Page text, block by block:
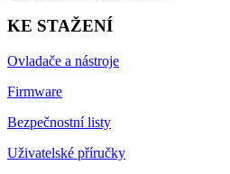
KE STAŽENÍ
Ovladače a nástroje
Firmware
Bezpečnostní listy
Uživatelské příručky